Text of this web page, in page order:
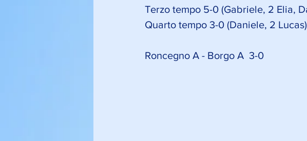
Terzo tempo 5-0 (Gabriele, 2 Elia,
Quarto tempo 3-0 (Daniele, 2 Lucas)
Roncegno A - Borgo A  3-0